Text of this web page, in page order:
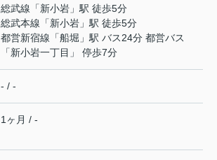
総武線 「新小岩 」駅 徒歩5分
総武本線 「新小岩 」駅 徒歩5分
都営新宿線 「船堀 」駅 バス24分 都営バス
「新小岩一丁目」 停歩7分
- / -
1ヶ月 / -